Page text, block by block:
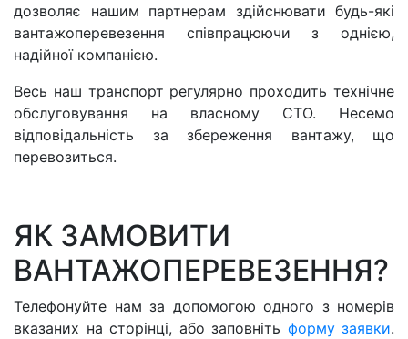
дозволяє нашим партнерам здійснювати будь-які
вантажоперевезення співпрацюючи з однією,
надійної компанією.
Весь наш транспорт регулярно проходить технічне
обслуговування на власному СТО. Несемо
відповідальність за збереження вантажу, що
перевозиться.
ЯК ЗАМОВИТИ
ВАНТАЖОПЕРЕВЕЗЕННЯ?
Телефонуйте нам за допомогою одного з номерів
вказаних на сторінці, або заповніть форму заявки.